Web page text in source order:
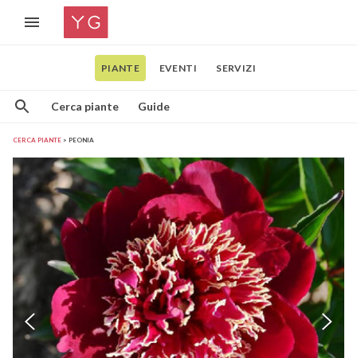
PIANTE EVENTI SERVIZI
Cerca piante Guide
CERCA PIANTE PEONIA